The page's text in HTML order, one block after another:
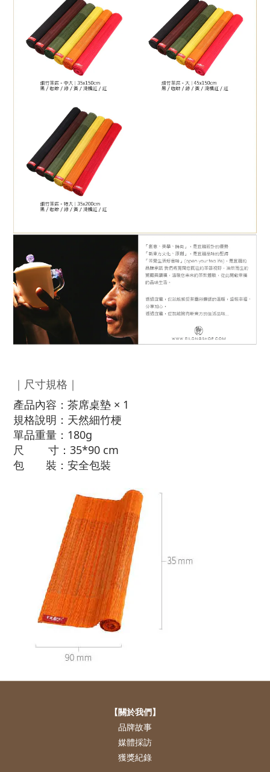
｜尺寸規格｜
產品內容：茶席桌墊 × 1
規格說明：天然細竹梗
單品重量：180g
尺 寸：35*90 cm
包 裝：安全包裝
【關於我們】
品牌故事
媒體採訪
獲獎紀錄